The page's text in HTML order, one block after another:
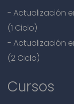
- Actualización
(1 Ciclo)
- Actualización
(2 Ciclo)
Cursos